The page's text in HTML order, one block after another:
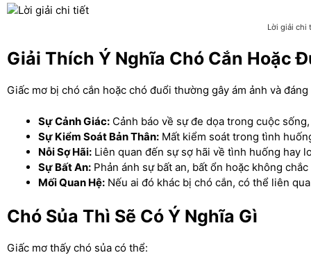
Lời giải chi
Giải Thích Ý Nghĩa Chó Cắn Hoặc
Giấc mơ bị chó cắn hoặc chó đuổi thường gây ám ảnh và
Sự Cảnh Giác: Cảnh báo về sự đe dọa trong cuộc
Sự Kiểm Soát Bản Thân: Mất kiểm soát trong tình
Nỗi Sợ Hãi: Liên quan đến sự sợ hãi về tình huống hay
Sự Bất An: Phản ánh sự bất an, bất ổn hoặc không
Mối Quan Hệ: Nếu ai đó khác bị chó cắn, có thể liên
Chó Sủa Thì Sẽ Có Ý Nghĩa Gì
Giấc mơ thấy chó sủa có thể: